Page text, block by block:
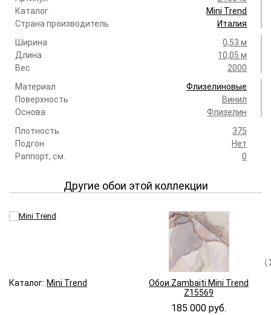
Каталог
Mini Trend
Страна производитель
Италия
Ширина
0,53 м
Длина
10,05 м
Вес
2000
Материал
Флизелиновые
Поверхность
Винил
Основа
Флизелин
Плотность
375
Подгон
Нет
Раппорт, см.
0
Другие обои этой коллекции
Каталог: Mini Trend
Обои Zambaiti Mini Trend
Z15569
185 000 руб.